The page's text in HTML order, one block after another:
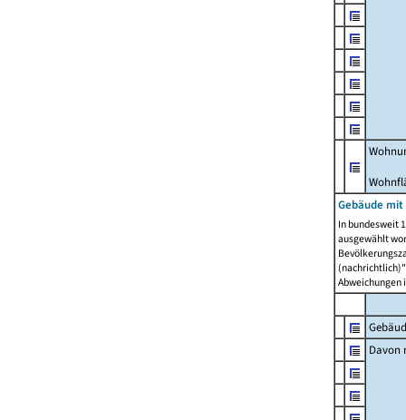
Gebäude
In bundesweit
ausgewählt
Abweichungen
Davon